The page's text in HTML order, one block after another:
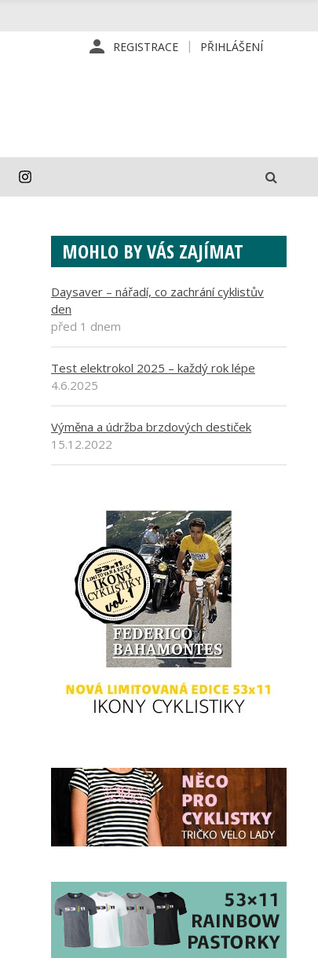
REGISTRACE PŘIHLÁŠENÍ
MOHLO BY VÁS ZAJÍMAT
Daysaver – nářadí, co zachrání cyklistův
den
před 1 dnem
Test elektrokol 2025 – každý rok lépe
4.6.2025
Výměna a údržba brzdových destiček
15.12.2022